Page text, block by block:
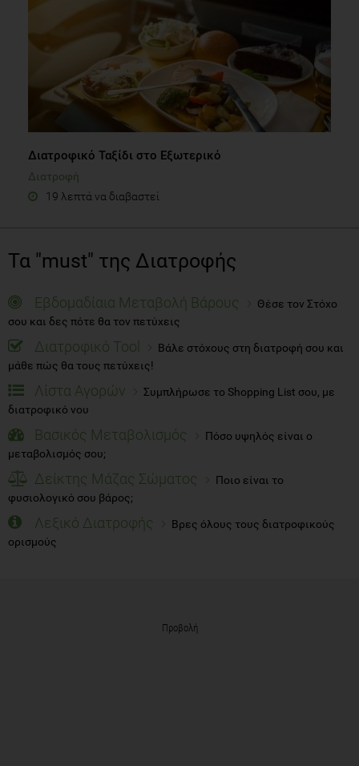
Διατροφικό Ταξίδι στο Εξωτερικό
Διατροφή
19 λεπτά να διαβαστεί
Τα "must" της Διατροφής
Εβδομαδίαια Μεταβολή Βάρους
Θέσε τον Στόχο
σου και δες πότε θα τον πετύχεις
Διατροφικό Tool
Βάλε στόχους στη διατροφή σου και
μάθε πώς θα τους πετύχεις!
Λίστα Αγορών
Συμπλήρωσε το Shopping List σου, με
διατροφικό νου
Βασικός Μεταβολισμός
Πόσο υψηλός είναι ο
μεταβολισμός σου;
Δείκτης Μάζας Σώματος
Ποιο είναι το
φυσιολογικό σου βάρος;
Λεξικό Διατροφής
Βρες όλους τους διατροφικούς
ορισμούς
Προβολή